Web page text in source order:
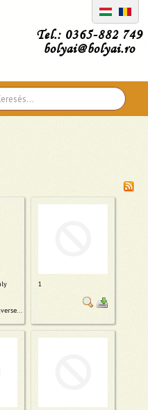
Tel.: 0365-882 749
bolyai@bolyai.ro
1